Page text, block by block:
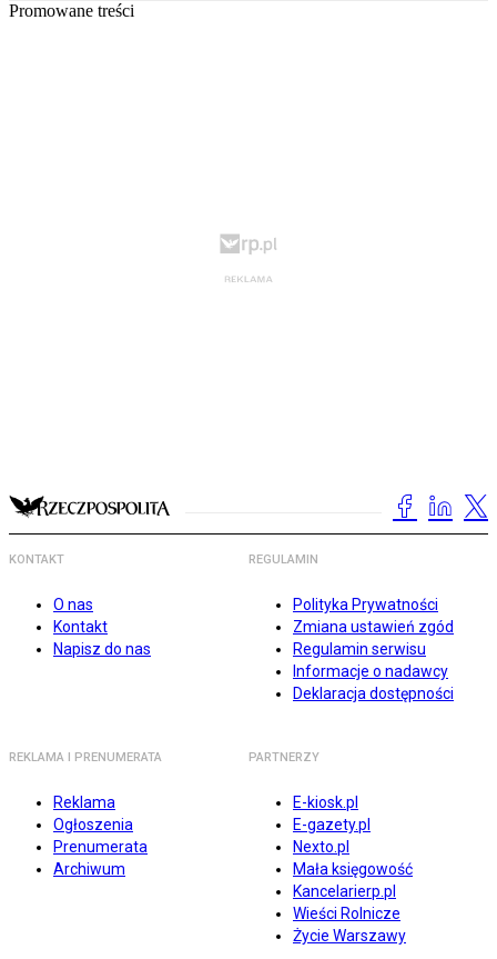
Promowane treści
KONTAKT
O nas
Kontakt
Napisz do nas
REGULAMIN
Polityka Prywatności
Zmiana ustawień zgód
Regulamin serwisu
Informacje o nadawcy
Deklaracja dostępności
REKLAMA I PRENUMERATA
Reklama
Ogłoszenia
Prenumerata
Archiwum
PARTNERZY
E-kiosk.pl
E-gazety.pl
Nexto.pl
Mała księgowość
Kancelarierp.pl
Wieści Rolnicze
Życie Warszawy